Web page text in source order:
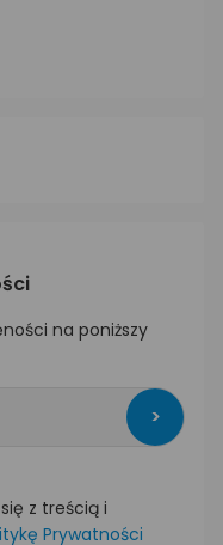
na poniższy
>
z treścią i
Prywatności